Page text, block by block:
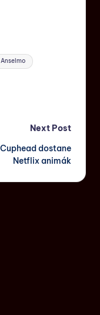
Anselmo
Next Post
Cuphead dostane
Netflix animák